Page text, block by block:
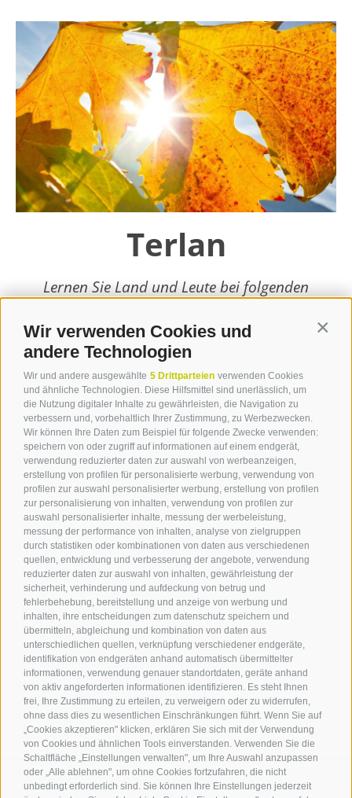
Wir verwenden Cookies und
andere Technologien
Wir und andere ausgewählte 5 Drittparteien verwenden Cookies
und ähnliche Technologien. Diese Hilfsmittel sind unerlässlich, um
die Nutzung digitaler Inhalte zu gewährleisten, die Navigation zu
verbessern und, vorbehaltlich Ihrer Zustimmung, zu Werbezwecken.
Wir können Ihre Daten zum Beispiel für folgende Zwecke verwenden:
speichern von oder zugriff auf informationen auf einem endgerät,
verwendung reduzierter daten zur auswahl von werbeanzeigen,
erstellung von profilen für personalisierte werbung, verwendung von
profilen zur auswahl personalisierter werbung, erstellung von profilen
zur personalisierung von inhalten, verwendung von profilen zur
auswahl personalisierter inhalte, messung der werbeleistung,
messung der performance von inhalten, analyse von zielgruppen
durch statistiken oder kombinationen von daten aus verschiedenen
quellen, entwicklung und verbesserung der angebote, verwendung
reduzierter daten zur auswahl von inhalten, gewährleistung der
sicherheit, verhinderung und aufdeckung von betrug und
fehlerbehebung, bereitstellung und anzeige von werbung und
inhalten, ihre entscheidungen zum datenschutz speichern und
übermitteln, abgleichung und kombination von daten aus
unterschiedlichen quellen, verknüpfung verschiedener endgeräte,
identifikation von endgeräten anhand automatisch übermittelter
informationen, verwendung genauer standortdaten, geräte anhand
von aktiv angeforderten informationen identifizieren. Es steht Ihnen
frei, Ihre Zustimmung zu erteilen, zu verweigern oder zu widerrufen,
ohne dass dies zu wesentlichen Einschränkungen führt. Wenn Sie auf
„Cookies akzeptieren" klicken, erklären Sie sich mit der Verwendung
von Cookies und ähnlichen Tools einverstanden. Verwenden Sie die
Schaltfläche „Einstellungen verwalten", um Ihre Auswahl anzupassen
oder „Alle ablehnen", um ohne Cookies fortzufahren, die nicht
unbedingt erforderlich sind. Sie können Ihre Einstellungen jederzeit
Terlan
Lernen Sie Land und Leute bei folgenden
weiterlesen
Kontakt
Tourismusverein Terlan
Dr.-Weiser-Platz 2
I - 39018 Terlan BZ
Tel. +39 0471 257 165
info@terlan.info